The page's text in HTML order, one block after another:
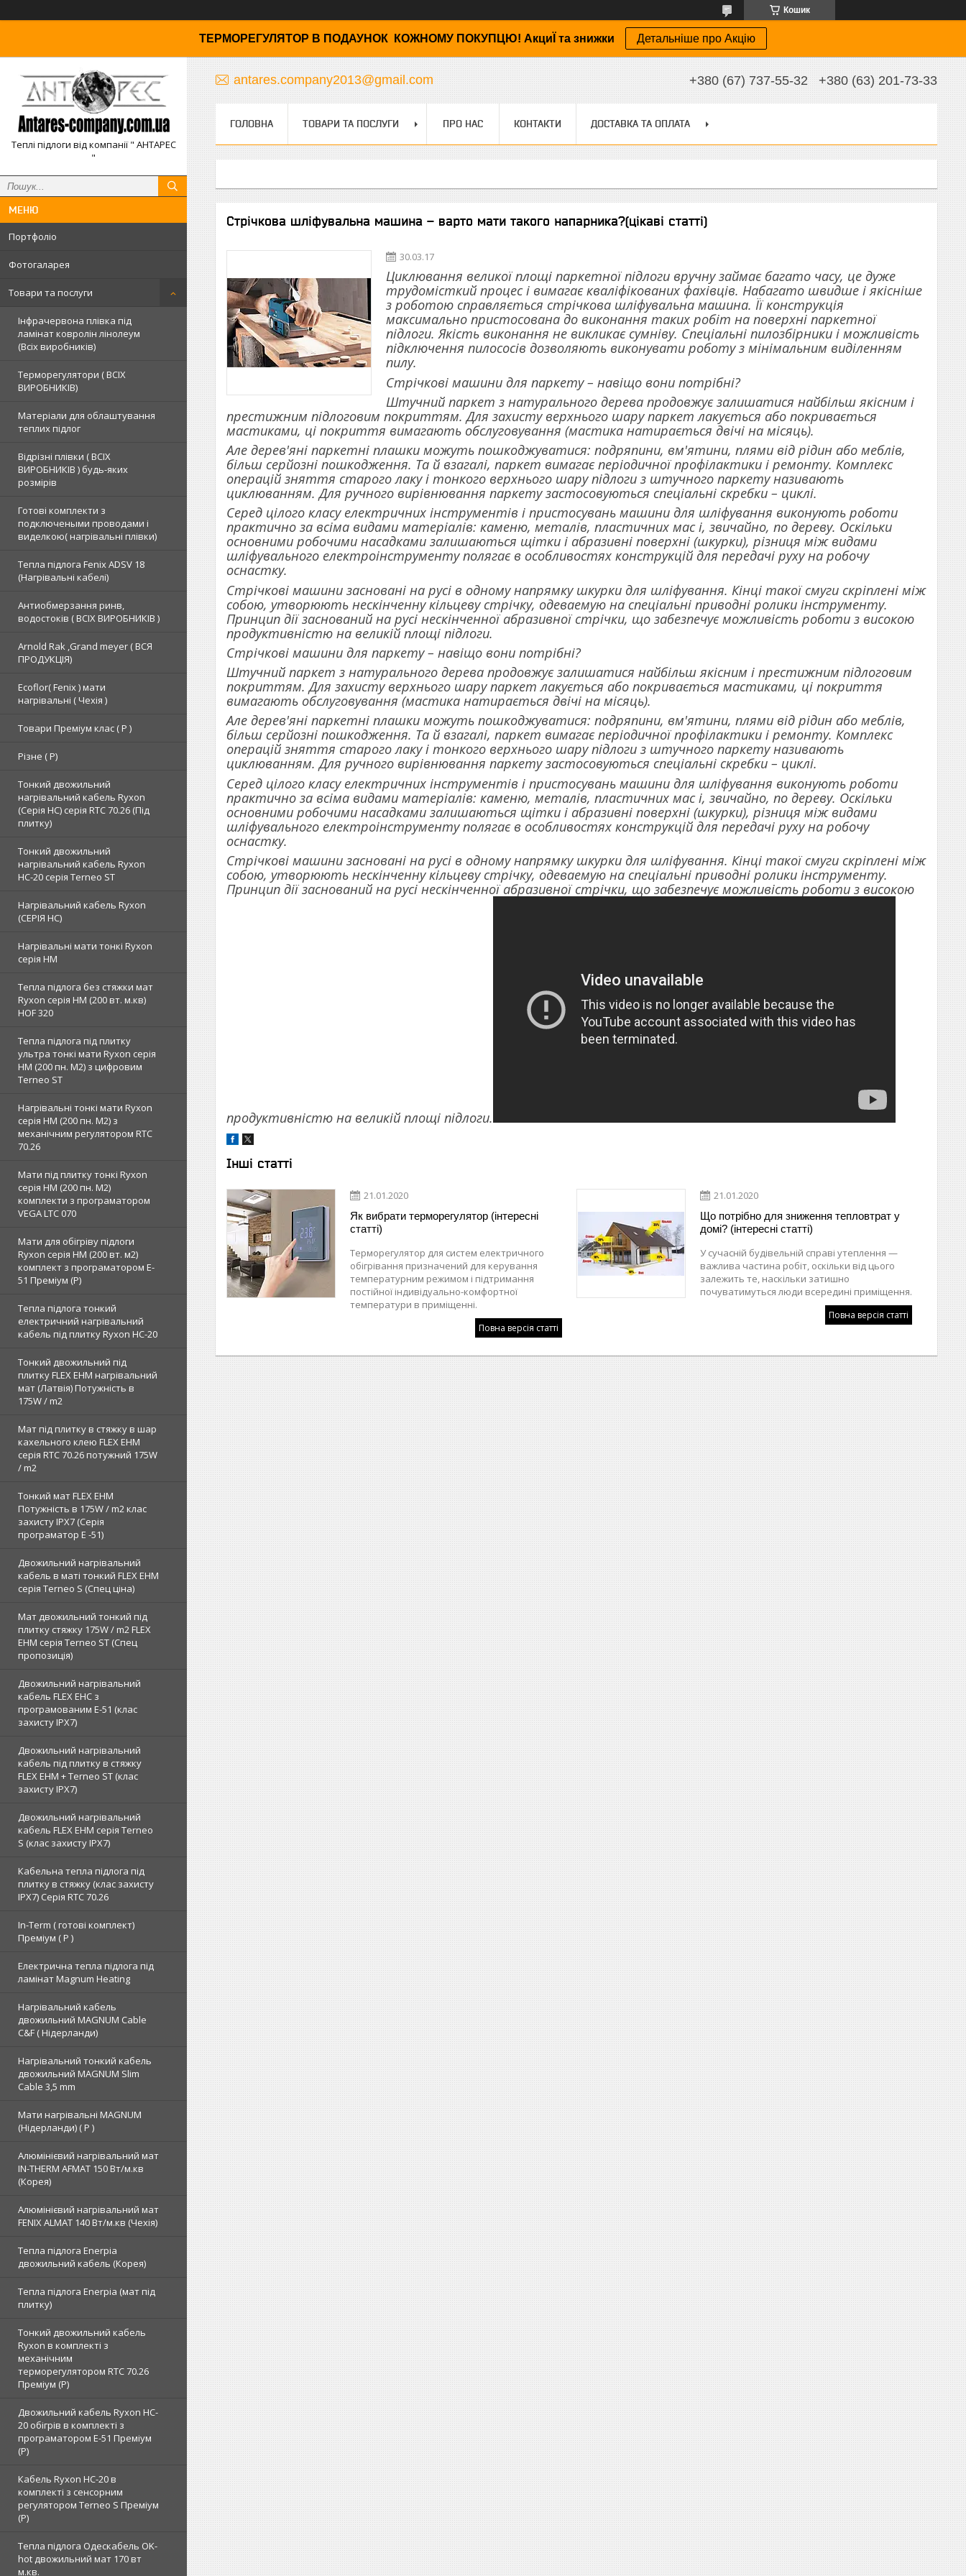
Кошик
ТЕРМОРЕГУЛЯТОР В ПОДАУНОК КОЖНОМУ ПОКУПЦЮ! АкциЇ та знижки Детальніше про Акцію
Теплі підлоги від компанії " АНТАРЕС
"
Портфоліо
Фотогаларея
Товари та послуги
Інфрачервона плівка під
ламінат ковролін лінолеум
(Всіх виробників)
Терморегулятори ( ВСІХ
ВИРОБНИКІВ)
Матеріали для облаштування
теплих підлог
Відрізні плівки ( ВСІХ
ВИРОБНИКІВ ) будь-яких
розмірів
Готові комплекти з
подключеными проводами і
виделкою( нагрівальні плівки)
Тепла підлога Fenix ADSV 18
(Нагрівальні кабелі)
Антиобмерзання ринв,
водостоків ( ВСІХ ВИРОБНИКІВ )
Arnold Rak ,Grand meyer ( ВСЯ
ПРОДУКЦІЯ)
Ecoflor( Fenix ) мати
нагрівальні ( Чехія )
Товари Преміум клас ( Р )
Різне ( Р)
Тонкий двожильний
нагрівальний кабель Ryxon
(Серія НС) серія RTC 70.26 (Під
плитку)
Тонкий двожильний
нагрівальний кабель Ryxon
HC-20 серія Terneo ST
Нагрівальний кабель Ryxon
(СЕРІЯ НС)
Нагрівальні мати тонкі Ryxon
серія НМ
Тепла підлога без стяжки мат
Ryxon серія НМ (200 вт. м.кв)
HOF 320
Тепла підлога під плитку
ультра тонкі мати Ryxon серія
НМ (200 пн. М2) з цифровим
Terneo ST
Нагрівальні тонкі мати Ryxon
серія НМ (200 пн. М2) з
механічним регулятором RTC
70.26
Мати під плитку тонкі Ryxon
серія НМ (200 пн. М2)
комплекти з програматором
VEGA LTC 070
Мати для обігріву підлоги
Ryxon серія НМ (200 вт. м2)
комплект з програматором E-
51 Преміум (Р)
Тепла підлога тонкий
електричний нагрівальний
кабель під плитку Ryxon HC-20
Тонкий двожильний під
плитку FLEX EHM нагрівальний
мат (Латвія) Потужність в
175W / m2
Мат під плитку в стяжку в шар
кахельного клею FLEX EHM
серія RTC 70.26 потужний 175W
/ m2
Тонкий мат FLEX EHM
Потужність в 175W / m2 клас
захисту IPX7 (Серія
програматор Е -51)
Двожильний нагрівальний
кабель в маті тонкий FLEX EHM
серія Terneo S (Спец ціна)
Мат двожильний тонкий під
плитку стяжку 175W / m2 FLEX
EHM серія Terneo SТ (Спец
пропозиція)
Двожильний нагрівальний
кабель FLEX EHС з
програмованим E-51 (клас
захисту IPX7)
Двожильний нагрівальний
кабель під плитку в стяжку
FLEX EHM + Terneo ST (клас
захисту IPX7)
Двожильний нагрівальний
кабель FLEX EHM серія Terneo
S (клас захисту IPX7)
Кабельна тепла підлога під
плитку в стяжку (клас захисту
IPX7) Серія RTC 70.26
In-Term ( готові комплект)
Преміум ( Р )
Електрична тепла підлога під
ламінат Magnum Heating
Нагрівальний кабель
двожильний MAGNUM Cable
C&F ( Нідерланди)
Нагрівальний тонкий кабель
двожильний MAGNUM Slim
Cable 3,5 mm
Мати нагрівальні MAGNUM
(Нідерланди) ( Р )
Алюмінієвий нагрівальний мат
IN-THERM AFMAT 150 Вт/м.кв
(Корея)
Алюмінієвий нагрівальний мат
FENIX ALMAT 140 Вт/м.кв (Чехія)
Тепла підлога Enerpia
двожильний кабель (Корея)
Тепла підлога Enerpia (мат під
плитку)
Тонкий двожильний кабель
Ryxon в комплекті з
механічним
терморегулятором RTC 70.26
Преміум (Р)
Двожильний кабель Ryxon HC-
20 обігрів в комплекті з
програматором E-51 Преміум
(Р)
Кабель Ryxon HC-20 в
комплекті з сенсорним
регулятором Terneo S Преміум
(Р)
Тепла підлога Одескабель OK-
hot двожильний мат 170 вт
м.кв.
antares.company2013@gmail.com +380 (67) 737-55-32 +380 (63) 201-73-33
ГОЛОВНА ТОВАРИ ТА ПОСЛУГИ ПРО НАС КОНТАКТИ ДОСТАВКА ТА ОПЛАТА
Стрічкова шліфувальна машина – варто мати такого напарника?(цікаві статті)
30.03.17
Циклювання великої площі паркетної підлоги вручну займає багато часу, це дуже
трудомісткий процес і вимагає кваліфікованих фахівців. Набагато швидше і якісніше
з роботою справляється стрічкова шліфувальна машина. Її конструкція
максимально пристосована до виконання таких робіт на поверхні паркетної
підлоги. Якість виконання не викликає сумніву. Спеціальні пилозбірники і можливість
підключення пилососів дозволяють виконувати роботу з мінімальним виділенням
пилу.
Стрічкові машини для паркету – навіщо вони потрібні?
Штучний паркет з натурального дерева продовжує залишатися найбільш якісним і
престижним підлоговим покриттям. Для захисту верхнього шару паркет лакується або покривається
мастиками, ці покриття вимагають обслуговування (мастика натирається двічі на місяць).
Але дерев'яні паркетні плашки можуть пошкоджуватися: подряпини, вм'ятини, плями від рідин або меблів,
більш серйозні пошкодження. Та й взагалі, паркет вимагає періодичної профілактики і ремонту. Комплекс
операцій зняття старого лаку і тонкого верхнього шару підлоги з штучного паркету називають
циклюванням. Для ручного вирівнювання паркету застосовуються спеціальні скребки – циклі.
Серед цілого класу електричних інструментів і пристосувань машини для шліфування виконують роботи
практично за всіма видами матеріалів: каменю, металів, пластичних мас і, звичайно, по дереву. Оскільки
основними робочими насадками залишаються щітки і абразивні поверхні (шкурки), різниця між видами
шліфувального електроінструменту полягає в особливостях конструкцій для передачі руху на робочу
оснастку.
Стрічкові машини засновані на русі в одному напрямку шкурки для шліфування. Кінці такої смуги скріплені між
собою, утворюють нескінченну кільцеву стрічку, одеваемую на спеціальні приводні ролики інструменту.
Принцип дії заснований на русі нескінченної абразивної стрічки, що забезпечує можливість роботи з високою
продуктивністю на великій площі підлоги.
Стрічкові машини для паркету – навіщо вони потрібні?
Штучний паркет з натурального дерева продовжує залишатися найбільш якісним і престижним підлоговим
покриттям. Для захисту верхнього шару паркет лакується або покривається мастиками, ці покриття
вимагають обслуговування (мастика натирається двічі на місяць).
Але дерев'яні паркетні плашки можуть пошкоджуватися: подряпини, вм'ятини, плями від рідин або меблів,
більш серйозні пошкодження. Та й взагалі, паркет вимагає періодичної профілактики і ремонту. Комплекс
операцій зняття старого лаку і тонкого верхнього шару підлоги з штучного паркету називають
циклюванням. Для ручного вирівнювання паркету застосовуються спеціальні скребки – циклі.
Серед цілого класу електричних інструментів і пристосувань машини для шліфування виконують роботи
практично за всіма видами матеріалів: каменю, металів, пластичних мас і, звичайно, по дереву. Оскільки
основними робочими насадками залишаються щітки і абразивні поверхні (шкурки), різниця між видами
шліфувального електроінструменту полягає в особливостях конструкцій для передачі руху на робочу
оснастку.
Стрічкові машини засновані на русі в одному напрямку шкурки для шліфування. Кінці такої смуги скріплені між
собою, утворюють нескінченну кільцеву стрічку, одеваемую на спеціальні приводні ролики інструменту.
Принцип дії заснований на русі нескінченної абразивної стрічки, що забезпечує можливість роботи з високою
продуктивністю на великій площі підлоги.
Інші статті
21.01.2020
Як вибрати терморегулятор (інтересні
статті)
Терморегулятор для систем електричного
обігрівання призначений для керування
температурним режимом і підтримання
постійної індивідуально-комфортної
температури в приміщенні.
Повна версія статті
21.01.2020
Що потрібно для зниження тепловтрат у
домі? (інтересні статті)
У сучасній будівельній справі утеплення —
важлива частина робіт, оскільки від цього
залежить те, наскільки затишно
почуватимуться люди всередині приміщення.
Повна версія статті